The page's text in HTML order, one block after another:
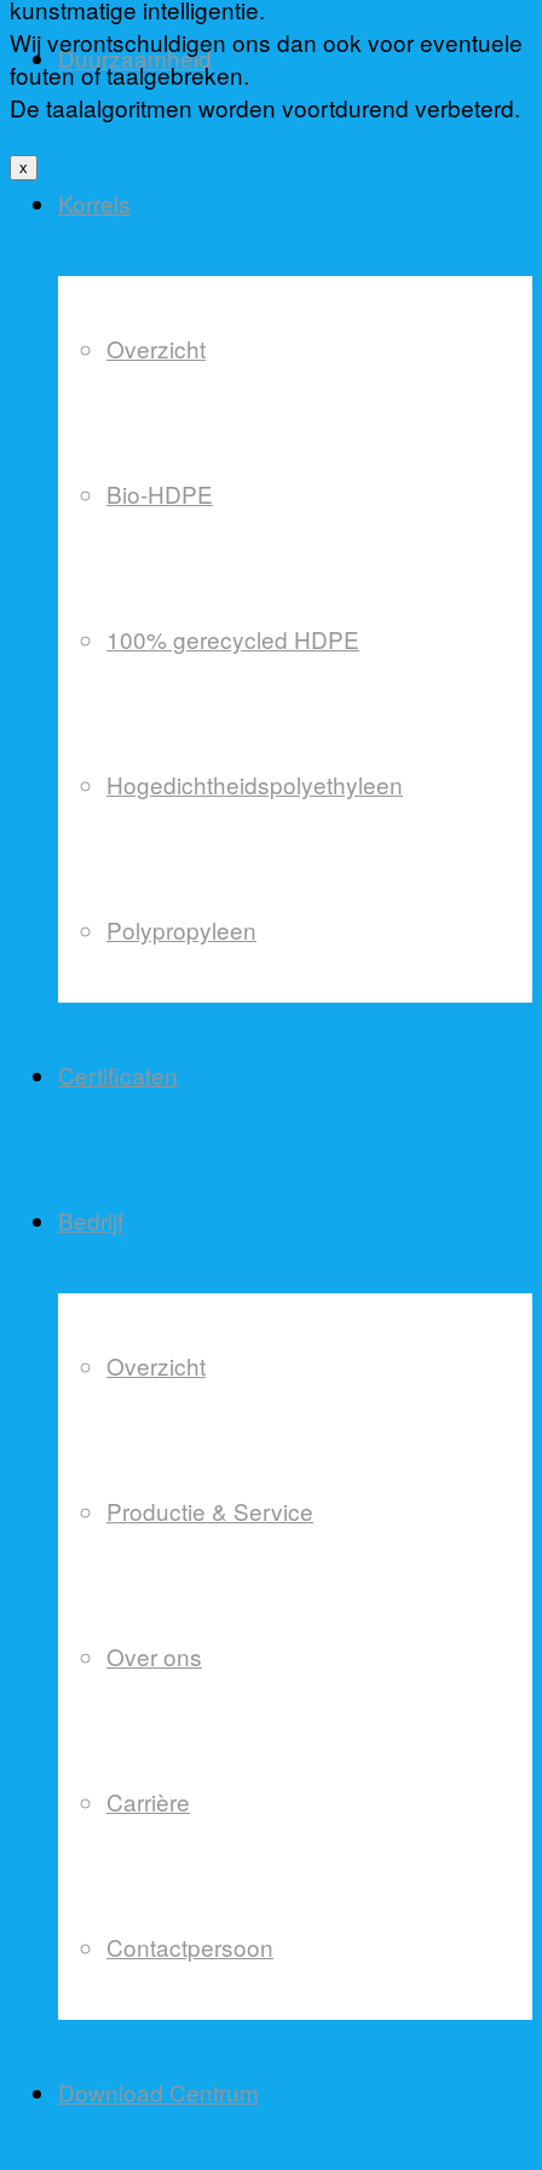
Duurzaamheid
Korrels
Overzicht
Bio-HDPE
100% gerecycled HDPE
Hogedichtheidspolyethyleen
Polypropyleen
Certificaten
Bedrijf
Overzicht
Productie & Service
Over ons
Carrière
Contactpersoon
Download Centrum
kunstmatige intelligentie.
Wij verontschuldigen ons dan ook voor eventuele
fouten of taalgebreken.
De taalalgoritmen worden voortdurend verbeterd.
x